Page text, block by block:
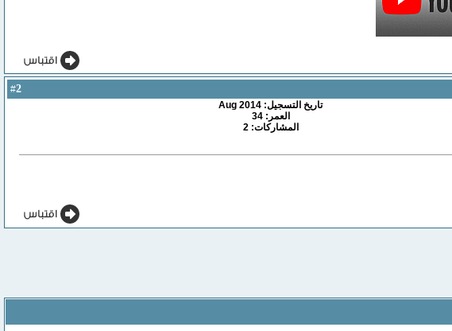
2
تاريخ التسجيل: Aug 2014
العمر: 34
المشاركات: 2